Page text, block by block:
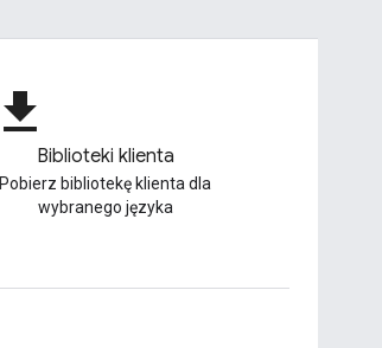
file_download
Biblioteki klienta
Pobierz bibliotekę klienta dla
wybranego języka